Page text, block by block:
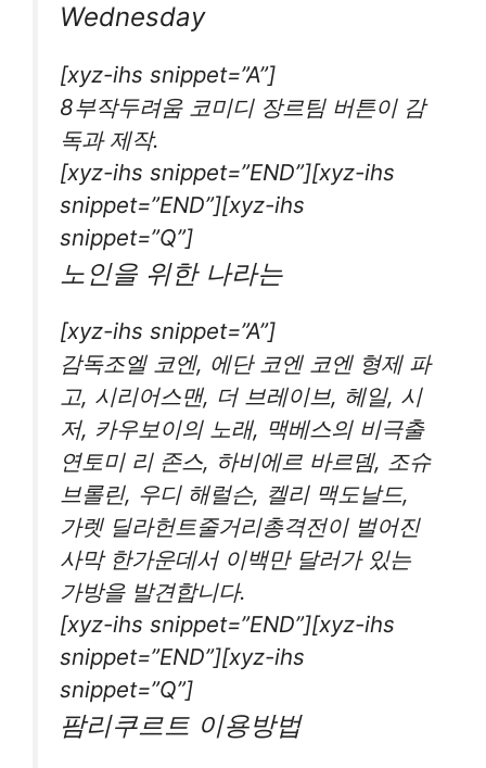
Wednesday
[xyz-ihs snippet=”A”]
8부작두려움 코미디 장르팀 버튼이 감
독과 제작.
[xyz-ihs snippet=”END”][xyz-ihs
snippet=”END”][xyz-ihs
snippet=”Q”]
노인을 위한 나라는
[xyz-ihs snippet=”A”]
감독조엘 코엔, 에단 코엔 코엔 형제 파
고, 시리어스맨, 더 브레이브, 헤일, 시
저, 카우보이의 노래, 맥베스의 비극출
연토미 리 존스, 하비에르 바르뎀, 조슈
브롤린, 우디 해럴슨, 켈리 맥도날드,
가렛 딜라헌트줄거리총격전이 벌어진
사막 한가운데서 이백만 달러가 있는
가방을 발견합니다.
[xyz-ihs snippet=”END”][xyz-ihs
snippet=”END”][xyz-ihs
snippet=”Q”]
팜리쿠르트 이용방법